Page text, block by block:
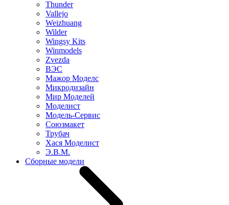
Thunder
Vallejo
Weizhuang
Wilder
Wingsy Kits
Winmodels
Zvezda
ВЭС
Мажор Моделс
Микродизайн
Мир Моделей
Моделист
Модель-Сервис
Союзмакет
Трубач
Хася Моделист
Э.В.М.
Сборные модели